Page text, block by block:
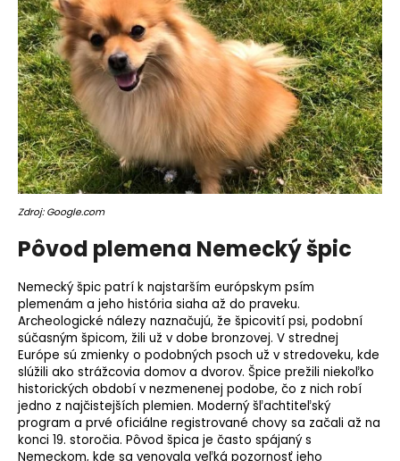
Zdroj: Google.com
Pôvod plemena Nemecký špic
Nemecký špic patrí k najstarším európskym psím
plemenám a jeho história siaha až do praveku.
Archeologické nálezy naznačujú, že špicovití psi, podobní
súčasným špicom, žili už v dobe bronzovej. V strednej
Európe sú zmienky o podobných psoch už v stredoveku, kde
slúžili ako strážcovia domov a dvorov. Špice prežili niekoľko
historických období v nezmenenej podobe, čo z nich robí
jedno z najčistejších plemien. Moderný šľachtiteľský
program a prvé oficiálne registrované chovy sa začali až na
konci 19. storočia. Pôvod špica je často spájaný s
Nemeckom, kde sa venovala veľká pozornosť jeho
HĽADAŤ
O
d
p
o
r
č
a
m
e